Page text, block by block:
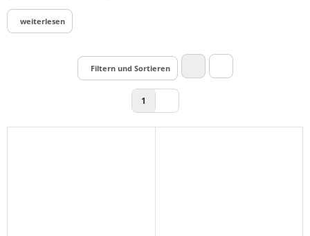
weiterlesen
Filtern und Sortieren
1